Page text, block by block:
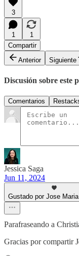
3
1
1
Compartir
Anterior
Siguiente
Discusión sobre este
Comentarios
Jessica Saga
Jun 11, 2024
Gustado por Jose
Parafraseando a
Gracias por compartir